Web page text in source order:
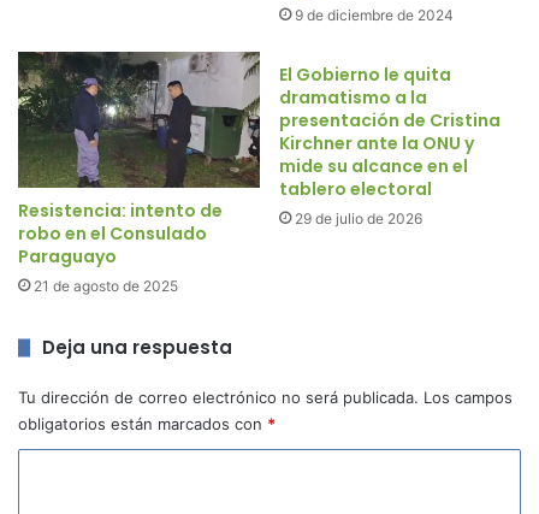
9 de diciembre de 2024
Resistencia: intento de
robo en el Consulado
Paraguayo
21 de agosto de 2025
El Gobierno le quita
dramatismo a la
presentación de Cristina
Kirchner ante la ONU y
mide su alcance en el
tablero electoral
29 de julio de 2026
Deja una respuesta
Tu dirección de correo electrónico no será publicada. Los campos
obligatorios están marcados con *